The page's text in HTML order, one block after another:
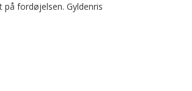
fordøjelsen. Gyldenris